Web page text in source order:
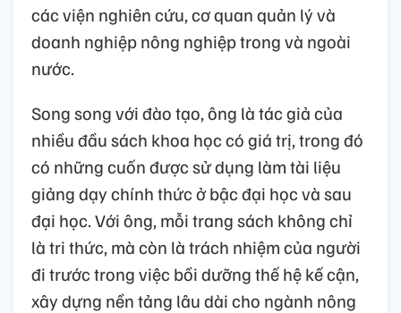
các viện nghiên cứu, cơ quan quản lý và
doanh nghiệp nông nghiệp trong và ngoài
nước.
Song song với đào tạo, ông là tác giả của
nhiều đầu sách khoa học có giá trị, trong đó
có những cuốn được sử dụng làm tài liệu
giảng dạy chính thức ở bậc đại học và sau
đại học. Với ông, mỗi trang sách không chỉ
là tri thức, mà còn là trách nhiệm của người
đi trước trong việc bồi dưỡng thế hệ kế cận,
xây dựng nền tảng lâu dài cho ngành nông